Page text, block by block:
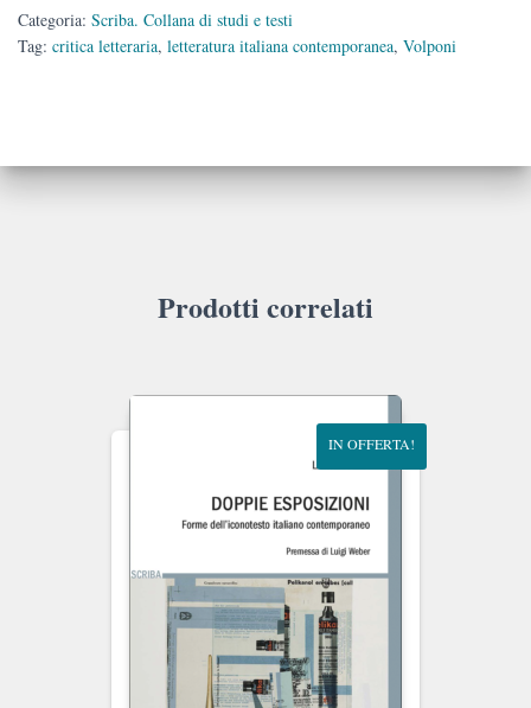
quantità
Categoria: Scriba. Collana di studi e testi
Tag: critica letteraria, letteratura italiana contemporanea, Volponi
Prodotti correlati
IN OFFERTA!